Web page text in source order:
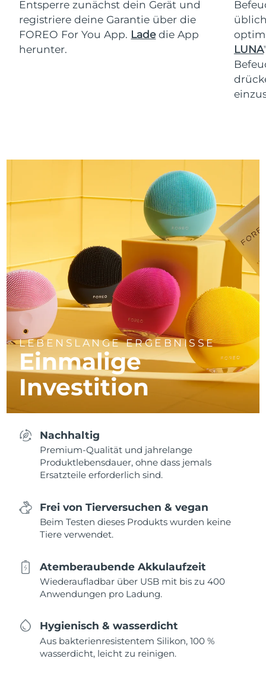
Entsperre zunächst dein Gerät und
registriere deine Garantie über die
FOREO For You App. Ladedie App
herunter.
LUNA
LEBENSLANGE ERGEBNISSE
Einmalige
Investition
Nachhaltig
Premium-Qualität und jahrelange
Produktlebensdauer, ohne dass jemals
Ersatzteile erforderlich sind.
Frei von Tierversuchen & vegan
Beim Testen dieses Produkts wurden keine
Tiere verwendet.
Atemberaubende Akkulaufzeit
Wiederaufladbar über USB mit bis zu 400
Anwendungen pro Ladung.
Hygienisch & wasserdicht
Aus bakterienresistentem Silikon, 100 %
wasserdicht, leicht zu reinigen.